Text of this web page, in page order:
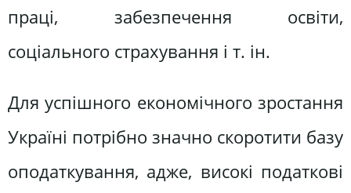
праці, забезпечення освіти,
соціального страхування і т. ін.
Для успішного економічного зростання
Україні потрібно значно скоротити базу
оподаткування, адже, високі податкові